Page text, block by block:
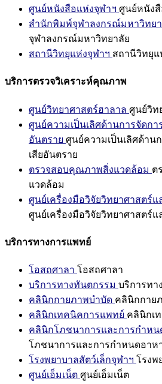
ศูนย์หนังสือแห่งจุฬาฯ ศูนย์หนัง
สำนักพิมพ์จุฬาลงกรณ์มหาวิทย
จุฬาลงกรณ์มหาวิทยาลัย
สถานีวิทยุแห่งจุฬาฯ สถานีวิทยุแ
บริการตรวจวิเคราะห์คุณภาพ
ศูนย์วิทยาศาสตร์ฮาลาล ศูนย์วิท
ศูนย์ความเป็นเลิศด้านการจัดกา
อันตราย ศูนย์ความเป็นเลิศด้าน
เสียอันตราย
ตรวจสอบคุณภาพสิ่งแวดล้อม ต
แวดล้อม
ศูนย์เครื่องมือวิจัยวิทยาศาสตร์แ
ศูนย์เครื่องมือวิจัยวิทยาศาสตร์แ
บริการทางการแพทย์
โอสถศาลา โอสถศาลา
บริการทางทันตกรรม บริการทา
คลินิกกายภาพบำบัด คลินิกกาย
คลินิกเทคนิคการแพทย์ คลินิกเ
คลินิกโภชนาการและการกำหน
โภชนาการและการกำหนดอาห
โรงพยาบาลสัตว์เล็กจุฬาฯ โรงพ
ศูนย์เอ็มเน็ต ศูนย์เอ็มเน็ต